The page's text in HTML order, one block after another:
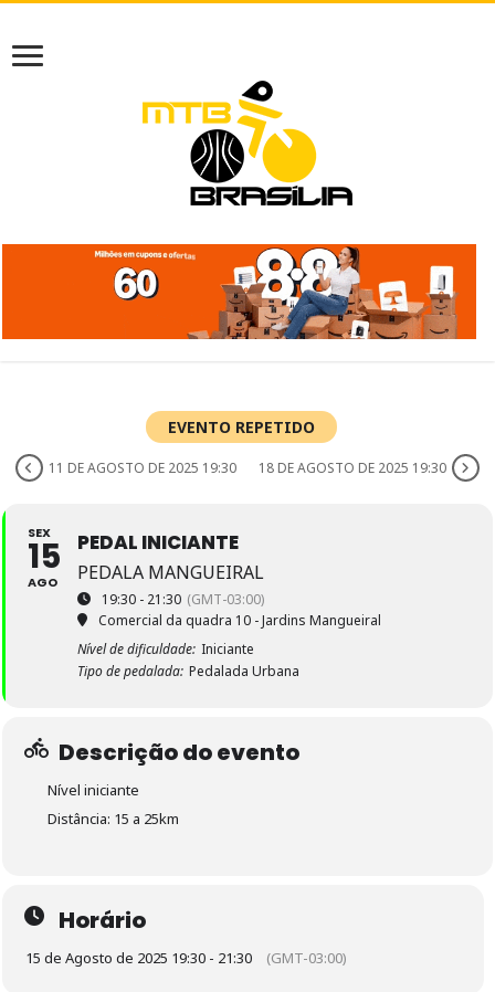
EVENTO REPETIDO
11 DE AGOSTO DE 2025 19:30 18 DE AGOSTO DE 2025 19:30
SEX
15
AGO
PEDAL INICIANTE
PEDALA MANGUEIRAL
19:30 - 21:30 (GMT-03:00)
Comercial da quadra 10 - Jardins Mangueiral
Nível de dificuldade: Iniciante
Tipo de pedalada: Pedalada Urbana
Descrição do evento
Nível iniciante
Distância: 15 a 25km
Horário
15 de Agosto de 2025 19:30 - 21:30 (GMT-03:00)